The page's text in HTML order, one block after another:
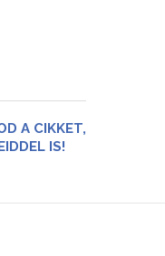
A CIKKET,
IS!